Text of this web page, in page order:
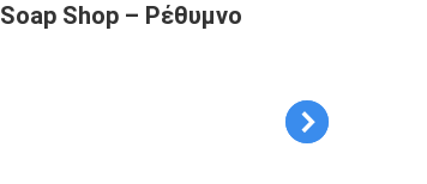
Soap Shop – Ρέθυμνο